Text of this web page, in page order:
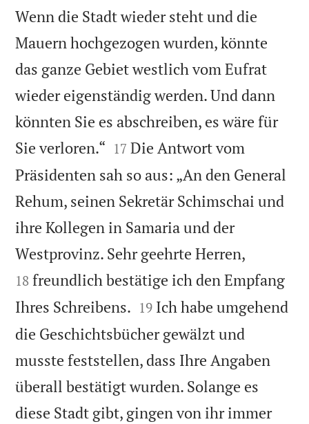
Wenn die Stadt wieder steht und die
Mauern hochgezogen wurden, könnte
das ganze Gebiet westlich vom Eufrat
wieder eigenständig werden. Und dann
könnten Sie es abschreiben, es wäre für
Sie verloren.“ 

17 Die Antwort vom
Präsidenten sah so aus: „An den General
Rehum, seinen Sekretär Schimschai und
ihre Kollegen in Samaria und der
Westprovinz. Sehr geehrte Herren,
18 freundlich bestätige ich den Empfang
Ihres Schreibens. 

19 Ich habe umgehend
die Geschichtsbücher gewälzt und
musste feststellen, dass Ihre Angaben
überall bestätigt wurden. Solange es
diese Stadt gibt, gingen von ihr immer